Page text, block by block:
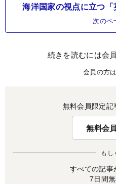
海洋国家の視点に立つ
次のペ
続きを読むには会
会員の方は
無料会員限定記
無料会
もし
すべての記事
7日間